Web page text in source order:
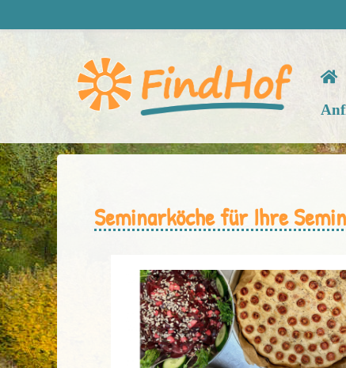
Seminarköche für Ihre